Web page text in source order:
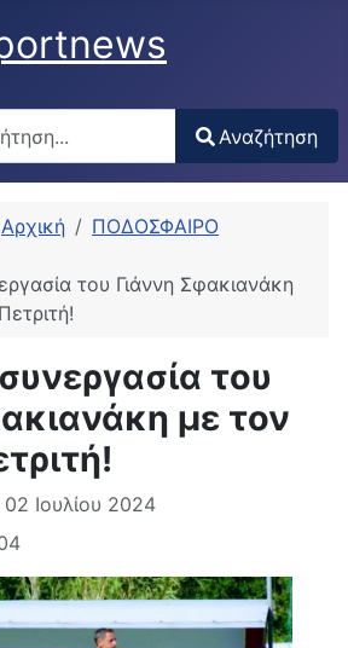
more characters for results.
Αναζήτηση
Αρχική
ΠΟΔΟΣΦΑΙΡΟ
του Γιάννη Σφακιανάκη
του
με τον
Ιουλίου 2024